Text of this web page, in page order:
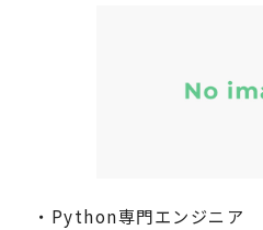
・Python専門エンジニア